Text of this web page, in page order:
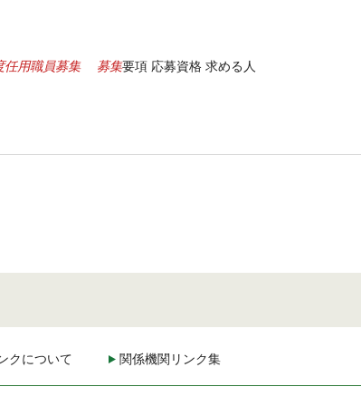
任用職員募集 募集要項 応募資格 求める人
クについて 関係機関リンク集